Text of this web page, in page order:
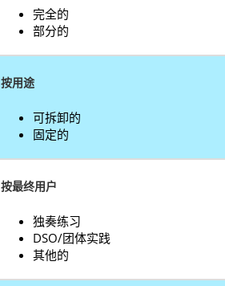
完全的
部分的
按用途
可拆卸的
固定的
按最终用户
独奏练习
DSO/团体实践
其他的